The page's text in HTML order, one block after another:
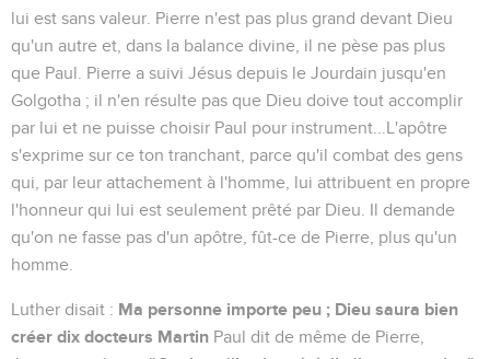
lui est sans valeur. Pierre n'est pas plus grand devant Dieu
qu'un autre et, dans la balance divine, il ne pèse pas plus
que Paul. Pierre a suivi Jésus depuis le Jourdain jusqu'en
Golgotha ; il n'en résulte pas que Dieu doive tout accomplir
par lui et ne puisse choisir Paul pour instrument...L'apôtre
s'exprime sur ce ton tranchant, parce qu'il combat des gens
qui, par leur attachement à l'homme, lui attribuent en propre
l'honneur qui lui est seulement prêté par Dieu. Il demande
qu'on ne fasse pas d'un apôtre, fût-ce de Pierre, plus qu'un
homme.
Luther disait : Ma personne importe peu ; Dieu saura bien
créer dix docteurs Martin Paul dit de même de Pierre,